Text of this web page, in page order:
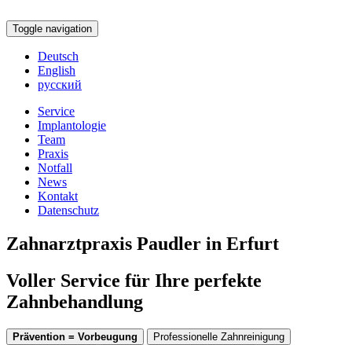
Toggle navigation
Deutsch
English
русский
Service
Implantologie
Team
Praxis
Notfall
News
Kontakt
Datenschutz
Zahnarztpraxis Paudler in Erfurt
Voller Service für Ihre perfekte
Zahnbehandlung
Prävention = Vorbeugung
Professionelle Zahnreinigung